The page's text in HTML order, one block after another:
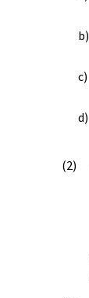
b)
c)
d)
(2)